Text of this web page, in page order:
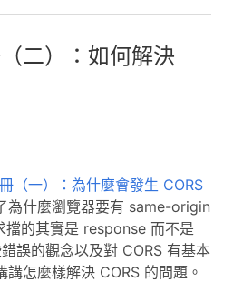
二）：如何解決
（一）：為什麼會發生 CORS
為什麼瀏覽器要有 same-origin
的其實是 response 而不是
誤的觀念以及對 CORS 有基本
怎麼樣解決 CORS 的問題。